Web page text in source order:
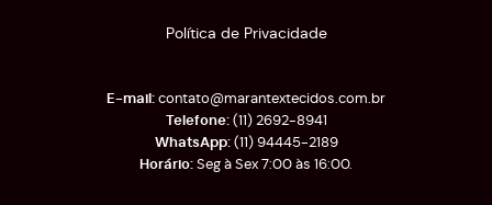
Política de Privacidade
(11)2692-8941
(11)94445-2189
Seg à Sex 7:00 às 16:00.
contato@marantextecidos.com.br